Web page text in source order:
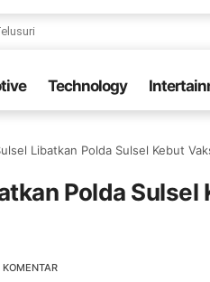
Technology
Libatkan Polda Sulsel Kebut
Polda
KOMENTAR